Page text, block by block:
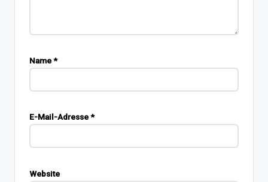
Name*
E-Mail-Adresse*
Website